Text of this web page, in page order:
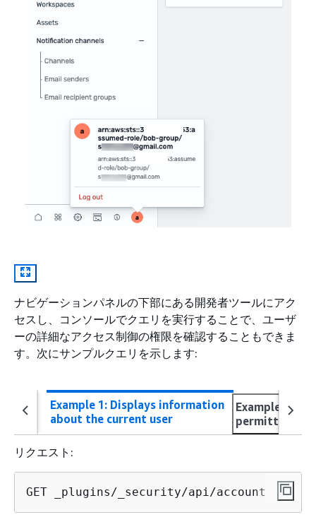
ナビゲーションパネルの下部にある開発者ツールにアク
セスし、コンソールでクエリを実行することで、ユーザ
ーの詳細なアクセス制御の権限を確認することもできま
す。次にサンプルクエリを示します:
Example 1: Displays information
about the current user
Example 2:
permitted for
リクエスト:
GET _plugins/_security/api/account